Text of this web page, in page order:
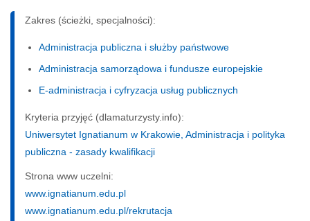
Zakres (ścieżki, specjalności):
Administracja publiczna i służby państwowe
Administracja samorządowa i fundusze europejskie
E-administracja i cyfryzacja usług publicznych
Kryteria przyjęć (dlamaturzysty.info):
Uniwersytet Ignatianum w Krakowie, Administracja i polityka
publiczna - zasady kwalifikacji
Strona www uczelni:
www.ignatianum.edu.pl
www.ignatianum.edu.pl/rekrutacja